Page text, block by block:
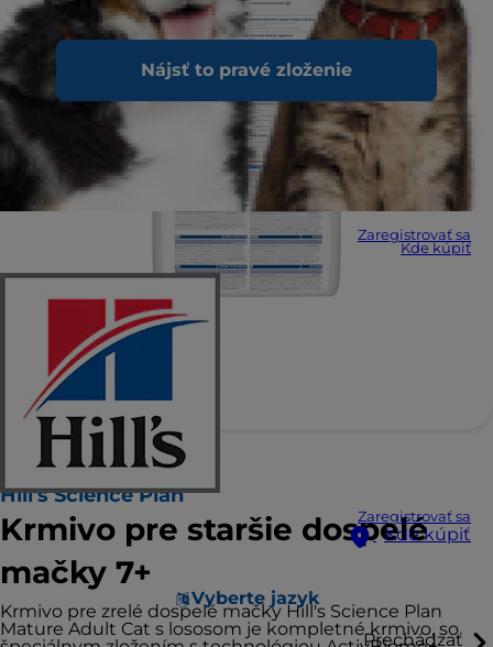
Nájsť to pravé zloženie
Zaregistrovať sa
Kde kúpiť
Zaregistrovať sa
Kde kúpiť
Vyberte jazyk
Prechádzať
Hill's Science Plan
Krmivo pre staršie dospelé
mačky 7+
Krmivo pre zrelé dospelé mačky Hill's Science Plan
Mature Adult Cat s lososom je kompletné krmivo, so